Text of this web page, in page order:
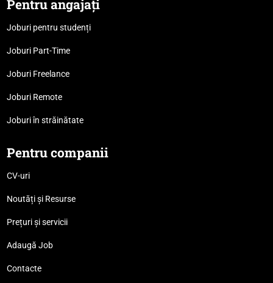
Pentru angajați
Joburi pentru studenți
Joburi Part-Time
Joburi Freelance
Joburi Remote
Joburi în străinătate
Pentru companii
CV-uri
Noutăți și Resurse
Prețuri și servicii
Adaugă Job
Contacte